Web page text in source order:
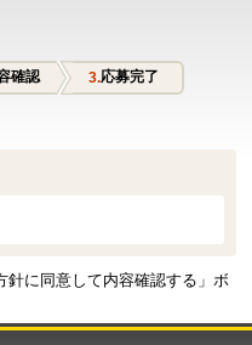
確認 応募完了
針に同意して内容確認する」ボ